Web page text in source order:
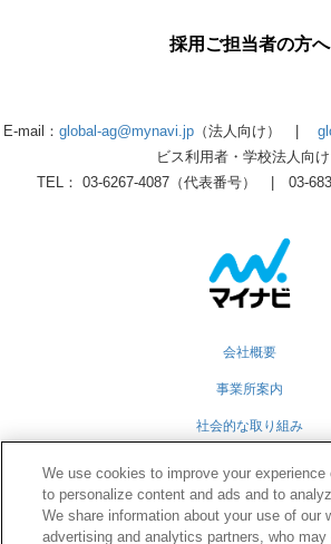
採用ご担当者の方へ
E-mail： global-ag@mynavi.jp （法人向け） |
ビス利用者・学校法人向け
TEL： 03-6267-4087（代表番号） | 03-
会社概要
事業所案内
社会的な取り組み
グループ会社
個人情報保護方針
We use cookies to improve your experience
to personalize content and ads and to
We share information about your use of our
advertising and analytics partners, who